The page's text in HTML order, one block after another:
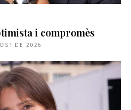
i compromès
DE 2026